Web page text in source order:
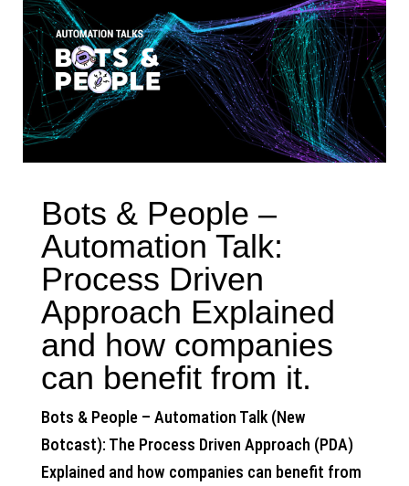
Bots & People –
Automation Talk:
Process Driven
Approach Explained
and how companies
can benefit from it.
Bots & People – Automation Talk (New
Botcast): The Process Driven Approach (PDA)
Explained and how companies can benefit from